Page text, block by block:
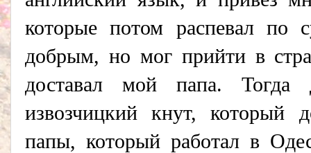
которые потом распевал по
добрым, но мог прийти в
доставал мой папа. Тогда
извозчицкий кнут, который
папы, который работал в